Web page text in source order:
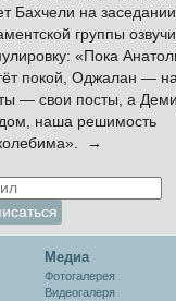
Бахчели на заседании
группы
«Пока
покой, Оджалан —
— свои посты, а
наша решимость
→
Медиа
Фотогалерея
Видеогалеря